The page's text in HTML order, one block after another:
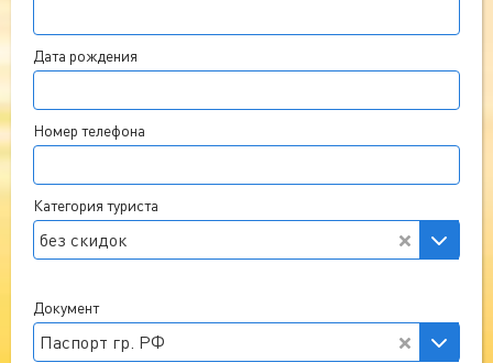
Дата рождения
Номер телефона
Категория туриста
без скидок
Документ
Паспорт гр. РФ